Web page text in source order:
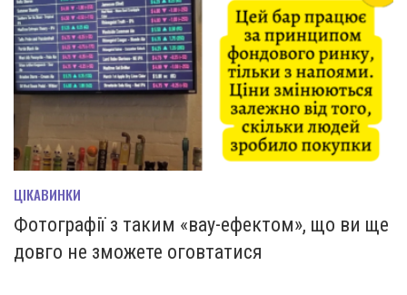
ЦІКАВИНКИ
Фотографії з таким «вау-ефектом», що ви ще
довго не зможете оговтатися